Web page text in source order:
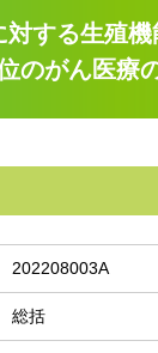
する生殖
のがん医療
202208003A
総括